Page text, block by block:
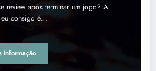
review após terminar um jogo? A
consigo é…
informação